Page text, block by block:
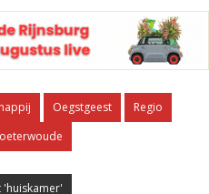
Oegstgeest
Regio
'huiskamer'